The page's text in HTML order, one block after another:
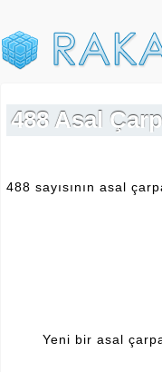
488 Asal
488 sayısının asal
Yeni bir asal